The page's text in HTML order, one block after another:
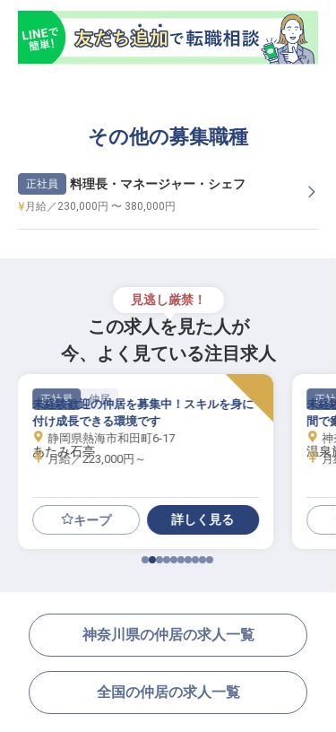
その他の募集職種
正社員 料理長・マネージャー・シェフ
月給／230,000円 〜 380,000円
見逃し厳禁！
この求人を見た人が
今、よく見ている注目求人
正社員 仲居
あたみ石亭
未経験歓迎の仲居を募集中！スキルを身に
付け成長できる環境です
静岡県熱海市和田町6-17
月給／223,000円～
キープ 詳しく見る
正社
温泉
未経
間で
神
月
神奈川県の仲居の求人一覧
全国の仲居の求人一覧